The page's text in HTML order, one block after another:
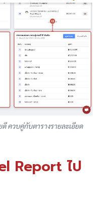
ควบคู่กับตารางรายละเอียด
Report ไป